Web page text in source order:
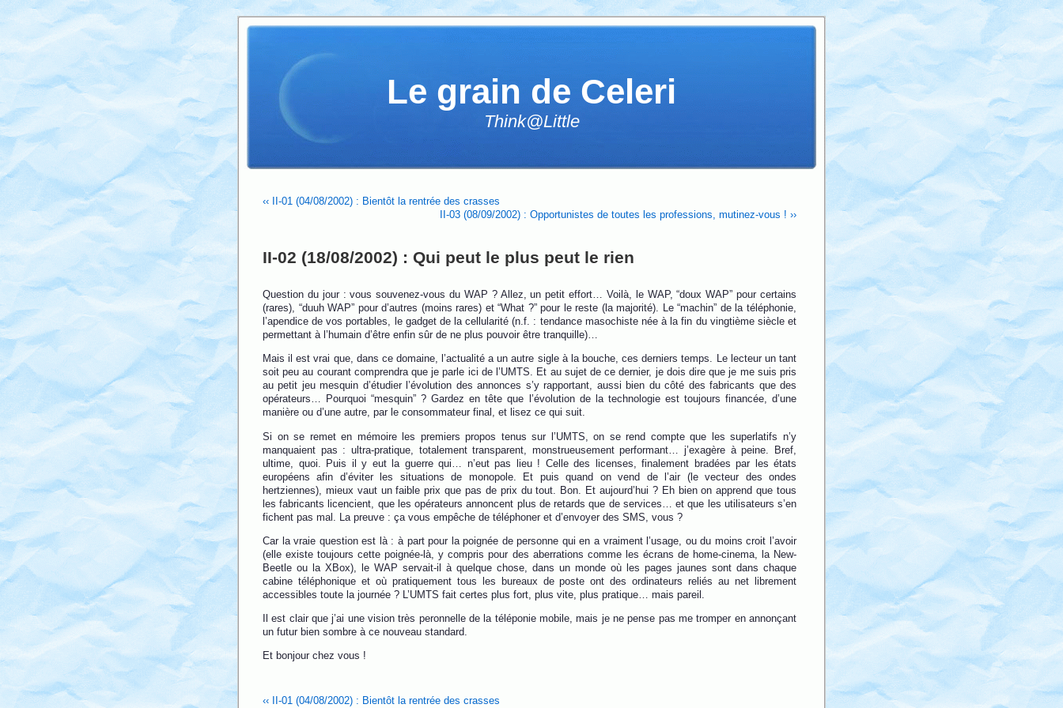
Le grain de Celeri
Think@Little
‹‹ II-01 (04/08/2002) : Bientôt la rentrée des crasses
II-03 (08/09/2002) : Opportunistes de toutes les professions, mutinez-vous ! ››
II-02 (18/08/2002) : Qui peut le plus peut le rien
Question du jour : vous souvenez-vous du WAP ? Allez, un petit effort… Voilà, le WAP, “doux WAP” pour certains
(rares), “duuh WAP” pour d’autres (moins rares) et “What ?” pour le reste (la majorité). Le “machin” de la téléphonie,
l’apendice de vos portables, le gadget de la cellularité (n.f. : tendance masochiste née à la fin du vingtième siècle et
permettant à l’humain d’être enfin sûr de ne plus pouvoir être tranquille)…
Mais il est vrai que, dans ce domaine, l’actualité a un autre sigle à la bouche, ces derniers temps. Le lecteur un tant
soit peu au courant comprendra que je parle ici de l’UMTS. Et au sujet de ce dernier, je dois dire que je me suis pris
au petit jeu mesquin d’étudier l’évolution des annonces s’y rapportant, aussi bien du côté des fabricants que des
opérateurs… Pourquoi “mesquin” ? Gardez en tête que l’évolution de la technologie est toujours financée, d’une
manière ou d’une autre, par le consommateur final, et lisez ce qui suit.
Si on se remet en mémoire les premiers propos tenus sur l’UMTS, on se rend compte que les superlatifs n’y
manquaient pas : ultra-pratique, totalement transparent, monstrueusement performant… j’exagère à peine. Bref,
ultime, quoi. Puis il y eut la guerre qui… n’eut pas lieu ! Celle des licenses, finalement bradées par les états
européens afin d’éviter les situations de monopole. Et puis quand on vend de l’air (le vecteur des ondes
hertziennes), mieux vaut un faible prix que pas de prix du tout. Bon. Et aujourd’hui ? Eh bien on apprend que tous
les fabricants licencient, que les opérateurs annoncent plus de retards que de services… et que les utilisateurs s’en
fichent pas mal. La preuve : ça vous empêche de téléphoner et d’envoyer des SMS, vous ?
Car la vraie question est là : à part pour la poignée de personne qui en a vraiment l’usage, ou du moins croit l’avoir
(elle existe toujours cette poignée-là, y compris pour des aberrations comme les écrans de home-cinema, la New-
Beetle ou la XBox), le WAP servait-il à quelque chose, dans un monde où les pages jaunes sont dans chaque
cabine téléphonique et où pratiquement tous les bureaux de poste ont des ordinateurs reliés au net librement
accessibles toute la journée ? L’UMTS fait certes plus fort, plus vite, plus pratique… mais pareil.
Il est clair que j’ai une vision très peronnelle de la téléponie mobile, mais je ne pense pas me tromper en annonçant
un futur bien sombre à ce nouveau standard.
Et bonjour chez vous !
‹‹ II-01 (04/08/2002) : Bientôt la rentrée des crasses